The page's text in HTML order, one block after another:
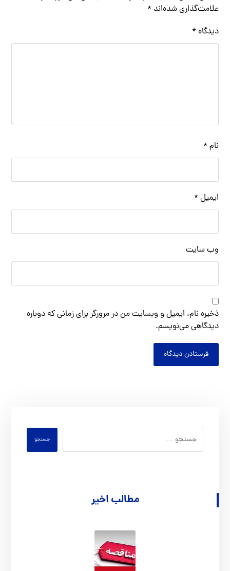
علامت‌گذاری شده‌اند *
دیدگاه *
نام *
ایمیل *
وب‌ سایت
ذخیره نام، ایمیل و وبسایت من در مرورگر برای زمانی که دوباره
دیدگاهی می‌نویسم.
فرستادن دیدگاه
جستجو
مطالب اخیر